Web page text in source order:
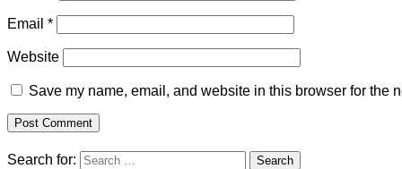
Email *
Website
Save my name, email, and website in this browser for the
Search for: